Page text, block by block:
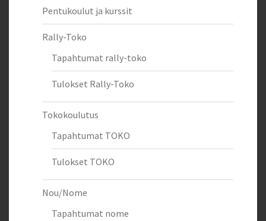
Pentukoulut ja kurssit
Rally-Toko
Tapahtumat rally-toko
Tulokset Rally-Toko
Tokokoulutus
Tapahtumat TOKO
Tulokset TOKO
Nou/Nome
Tapahtumat nome